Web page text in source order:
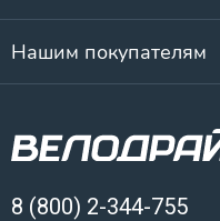
Нашим покупателям
8 (800) 2-344-755